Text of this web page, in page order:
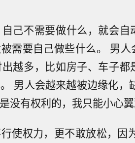
己不需要做什么，就会
需要自己做些什么。 男
越多，比如房子、车子
男人会越来越被边缘化，
没有权利的，我只能小心翼
使权力，更不敢放松，因